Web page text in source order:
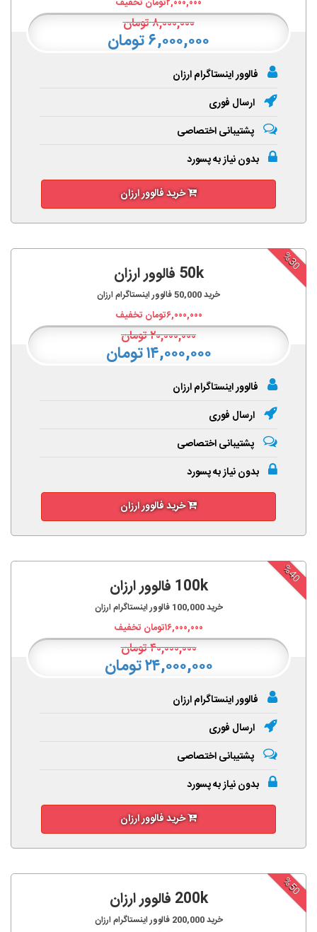
۲,۰۰۰,۰۰۰تومان تخفیف
۸,۰۰۰,۰۰۰تومان
۶,۰۰۰,۰۰۰ تومان
فالوور اینستاگرام ارزان
ارسال فوری
پشتیبانی اختصاصی
بدون نیاز به پسورد
خرید فالوور ارزان
%30
50k فالوور ارزان
خرید50,000فالوور اینستاگرام ارزان
۶,۰۰۰,۰۰۰تومان تخفیف
۲۰,۰۰۰,۰۰۰تومان
۱۴,۰۰۰,۰۰۰ تومان
فالوور اینستاگرام ارزان
ارسال فوری
پشتیبانی اختصاصی
بدون نیاز به پسورد
خرید فالوور ارزان
%40
100k فالوور ارزان
خرید100,000 فالوور اینستاگرام ارزان
۱۶,۰۰۰,۰۰۰تومان تخفیف
۴۰,۰۰۰,۰۰۰تومان
۲۴,۰۰۰,۰۰۰ تومان
فالوور اینستاگرام ارزان
ارسال فوری
پشتیبانی اختصاصی
بدون نیاز به پسورد
خرید فالوور ارزان
%50
200k فالوور ارزان
خرید200,000 فالوور اینستاگرام ارزان